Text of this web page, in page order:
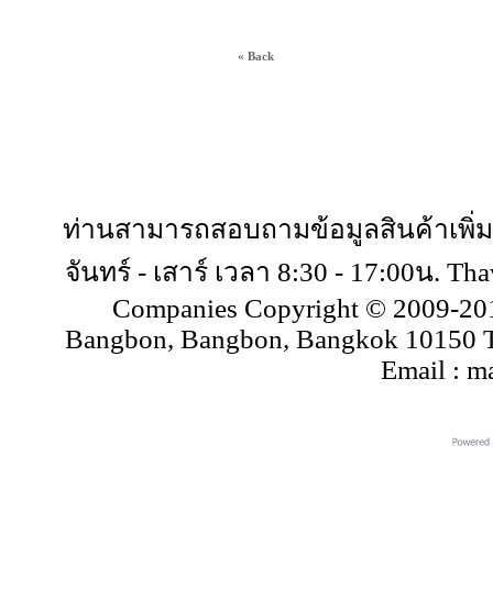
« Back
ท่านสามารถสอบถามข้อมูลสินค้าเพิ่ม
จันทร์ - เสาร์ เวลา 8:30 - 17:00น.
Companies Copyright © 2009-
Bangbon, Bangbon, Bangkok 10150
Email :